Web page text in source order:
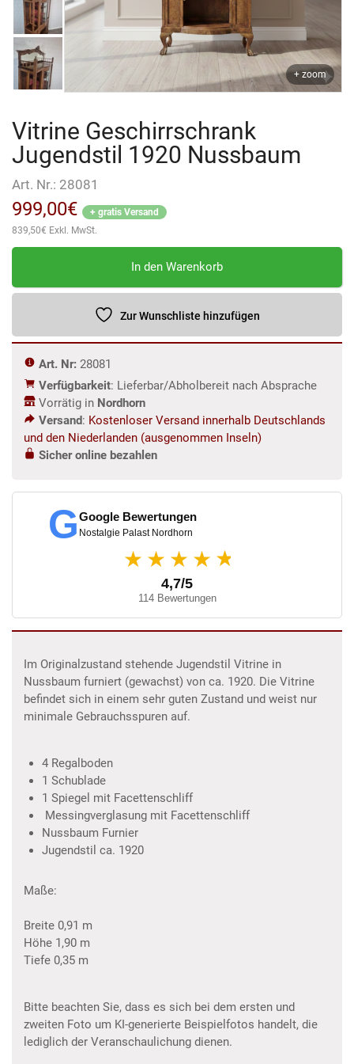
+ zoom
Vitrine Geschirrschrank
Jugendstil 1920 Nussbaum
Art. Nr.: 28081
999,00€
+ gratis Versand
839,50€ Exkl. MwSt.
Vitrine
Jugendstil
Nussbaum
Menge
In den Warenkorb
Zur Wunschliste hinzufügen
Art. Nr: 28081
Verfügbarkeit: Lieferbar/Abholbereit nach Absprache
Vorrätig in Nordhorn
Versand: Kostenloser Versand innerhalb Deutschlands
und den Niederlanden (ausgenommen Inseln)
Sicher online bezahlen
GGoogle Bewertungen
Nostalgie Palast Nordhorn
★★★★ ★
4,7/5
114 Bewertungen
Im Originalzustand stehende Jugendstil Vitrine in
Nussbaum furniert (gewachst) von ca. 1920. Die Vitrine
befindet sich in einem sehr guten Zustand und weist nur
minimale Gebrauchsspuren auf.
4 Regalboden
1 Schublade
1 Spiegel mit Facettenschliff
Messingverglasung mit Facettenschliff
Nussbaum Furnier
Jugendstil ca. 1920
Maße:
Breite 0,91 m
Höhe 1,90 m
Tiefe 0,35 m
Bitte beachten Sie, dass es sich bei dem ersten und
zweiten Foto um KI-generierte Beispielfotos handelt, die
lediglich der Veranschaulichung dienen.